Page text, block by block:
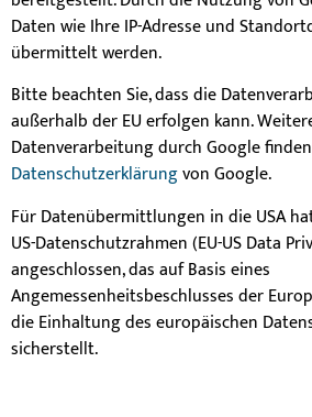
Daten wie Ihre IP-Adresse und
übermittelt werden.
Bitte beachten Sie, dass die
außerhalb der EU erfolgen kann.
Datenverarbeitung durch Google
Datenschutzerklärungvon Google.
Für Datenübermittlungen in die USA
US-Datenschutzrahmen (EU-US Data
angeschlossen, das auf Basis eines
Angemessenheitsbeschlusses der
die Einhaltung des europäischen
sicherstellt.